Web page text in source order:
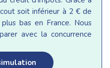
soit inférieur à 2 € de
bas en France. Nous
avec la concurrence